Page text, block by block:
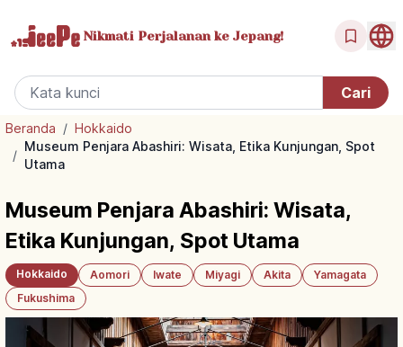
Nikmati Perjalanan ke Jepang!
Beranda / Hokkaido
/
Museum Penjara Abashiri: Wisata, Etika Kunjungan, Spot
Utama
Museum Penjara Abashiri: Wisata,
Etika Kunjungan, Spot Utama
Hokkaido Aomori Iwate Miyagi Akita
Yamagata
Fukushima